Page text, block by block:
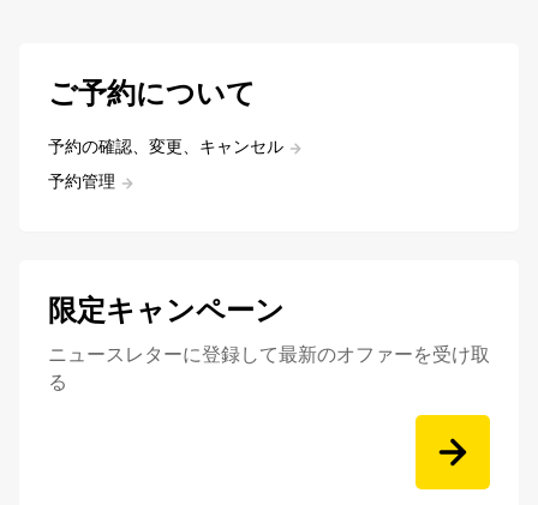
ご予約について
予約の確認、変更、キャンセル
予約管理
限定キャンペーン
ニュースレターに登録して最新のオファーを受け取
る